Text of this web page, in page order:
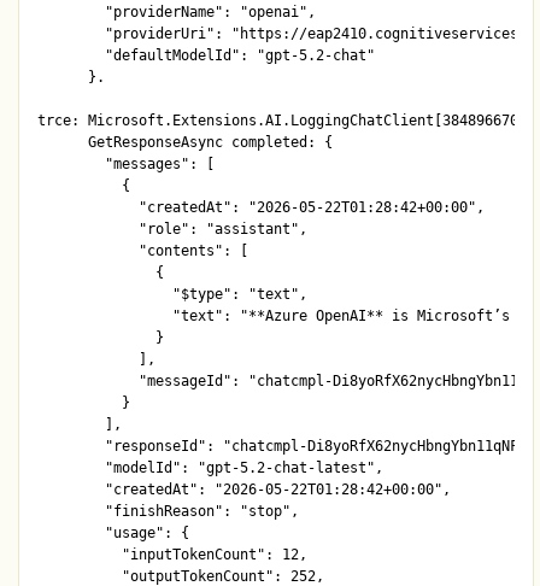
        "providerName": "openai",
"providerUri": "https://
        "defaultModelId": "gpt-5.2-chat"
      }.
trce: Microsoft.Extensions.AI.LoggingChatClient[384896670]
      GetResponseAsync completed: {
        "messages": [
          {
            "createdAt": "2026-05-22T01:28:42+00:00",
            "role": "assistant",
            "contents": [
              {
                "$type": "text",
"text": "**Azure OpenAI** is Microsoft’s
              }
            ],
"messageId": "chatcmpl-
          }
        ],
"responseId": "chatcmpl-
        "modelId": "gpt-5.2-chat-latest",
        "createdAt": "2026-05-22T01:28:42+00:00",
        "finishReason": "stop",
        "usage": {
          "inputTokenCount": 12,
          "outputTokenCount": 252,